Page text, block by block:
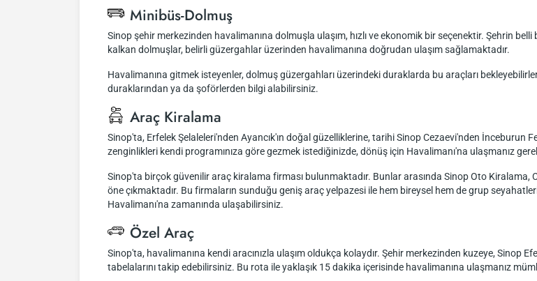
Minibüs-Dolmuş
Sinop şehir merkezinden havalimanına dolmuşla ulaşım, hızlı ve ekonomik bir seçenektir. Şehrin
kalkan dolmuşlar, belirli güzergahlar üzerinden havalimanına doğrudan ulaşım sağlamaktadır.
Havalimanına gitmek isteyenler, dolmuş güzergahları üzerindeki duraklarda bu araçları
duraklarından ya da şoförlerden bilgi alabilirsiniz.
Araç Kiralama
Sinop'ta, Erfelek Şelaleleri'nden Ayancık'ın doğal güzelliklerine, tarihi Sinop Cezaevi'nden İnceburun
zenginlikleri kendi programınıza göre gezmek istediğinizde, dönüş için Havalimanı'na ulaşmanız
Sinop'ta birçok güvenilir araç kiralama firması bulunmaktadır. Bunlar arasında Sinop Oto
öne çıkmaktadır. Bu firmaların sunduğu geniş araç yelpazesi ile hem bireysel hem de grup
Havalimanı'na zamanında ulaşabilirsiniz.
Özel Araç
Sinop'ta, havalimanına kendi aracınızla ulaşım oldukça kolaydır. Şehir merkezinden kuzeye, Sinop
tabelalarını takip edebilirsiniz. Bu rota ile yaklaşık 15 dakika içerisinde havalimanına ulaşmanız